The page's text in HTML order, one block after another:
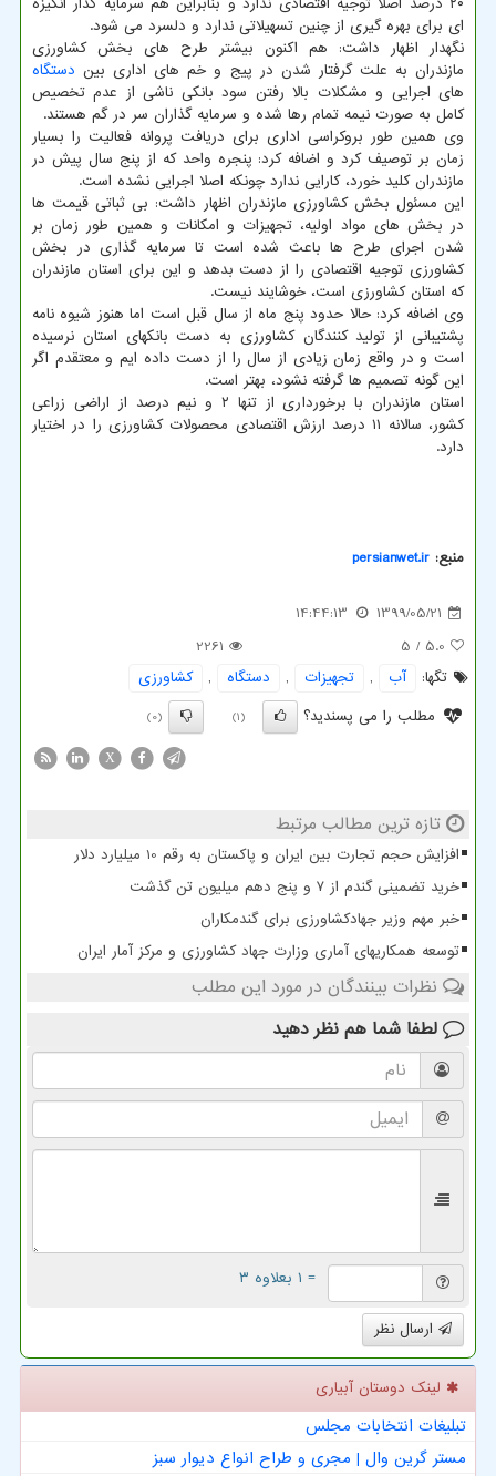
ای برای بهره گیری از چنین تسهیلاتی ندارد و دلسرد می شود.
نگهدار اظهار داشت: هم اکنون بیشتر طرح های بخش کشاورزی
مازندران به علت گرفتار شدن در پیج و خم های اداری بین دستگاه
های اجرایی و مشکلات بالا رفتن سود بانکی ناشی از عدم تخصیص
کامل به صورت نیمه تمام رها شده و سرمایه گذاران سر در گم هستند.
وی همین طور بروکراسی اداری برای دریافت پروانه فعالیت را بسیار
زمان بر توصیف کرد و اضافه کرد: پنجره واحد که از پنج سال پیش در
مازندران کلید خورد، کارایی ندارد چونکه اصلا اجرایی نشده است.
این مسئول بخش کشاورزی مازندران اظهار داشت: بی ثباتی قیمت ها
در بخش های مواد اولیه، تجهیزات و امکانات و همین طور زمان بر
شدن اجرای طرح ها باعث شده است تا سرمایه گذاری در بخش
کشاورزی توجیه اقتصادی را از دست بدهد و این برای استان مازندران
که استان کشاورزی است، خوشایند نیست.
وی اضافه کرد: حالا حدود پنج ماه از سال قبل است اما هنوز شیوه نامه
پشتیبانی از تولید کنندگان کشاورزی به دست بانکهای استان نرسیده
است و در واقع زمان زیادی از سال را از دست داده ایم و معتقدم اگر
این گونه تصمیم ها گرفته نشود، بهتر است.
استان مازندران با برخورداری از تنها ۲ و نیم درصد از اراضی زراعی
کشور، سالانه ۱۱ درصد ارزش اقتصادی محصولات کشاورزی را در اختیار
دارد.
منبع: persianwet.ir
1399/05/21
14:44:13
5.0
/ 5
2261
تگها:
آب , تجهیزات , دستگاه ,
كشاورزی
مطلب را می پسندید؟
(1)
(0)
X
تازه ترین مطالب مرتبط
افزایش حجم تجارت بین ایران و پاکستان به رقم 10 میلیارد دلار
خرید تضمینی گندم از ۷ و پنج دهم میلیون تن گذشت
خبر مهم وزیر جهادکشاورزی برای گندمکاران
توسعه همکاریهای آماری وزارت جهاد کشاورزی و مرکز آمار ایران
نظرات بینندگان در مورد این مطلب
لطفا شما هم نظر دهید
= ۱ بعلاوه ۳
ارسال نظر
لینک دوستان آبیاری
تبلیغات انتخابات مجلس
مستر گرین وال | مجری و طراح انواع دیوار سبز